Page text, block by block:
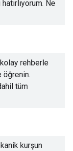
Ne
rehberle
öğrenin.
tüm
kurşun